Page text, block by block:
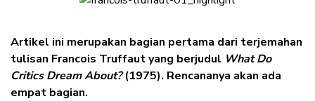
Artikel ini merupakan bagian pertama dari terjemahan
tulisan Francois Truffaut yang berjudul What Do
Critics Dream About?(1975). Rencananya akan ada
empat bagian.